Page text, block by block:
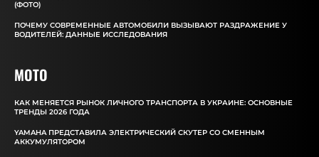
(ФОТО)
ПОЧЕМУ СОВРЕМЕННЫЕ АВТОМОБИЛИ ВЫЗЫВАЮТ РАЗДРАЖЕНИЕ У
ВОДИТЕЛЕЙ: ДАННЫЕ ИССЛЕДОВАНИЯ
MOTO
КАК МЕНЯЕТСЯ РЫНОК ЛИЧНОГО ТРАНСПОРТА В УКРАИНЕ: ОСНОВНЫЕ
ТРЕНДЫ 2026 ГОДА
YAMAHA ПРЕДСТАВИЛА ЭЛЕКТРИЧЕСКИЙ СКУТЕР СО СМЕННЫМ
АККУМУЛЯТОРОМ